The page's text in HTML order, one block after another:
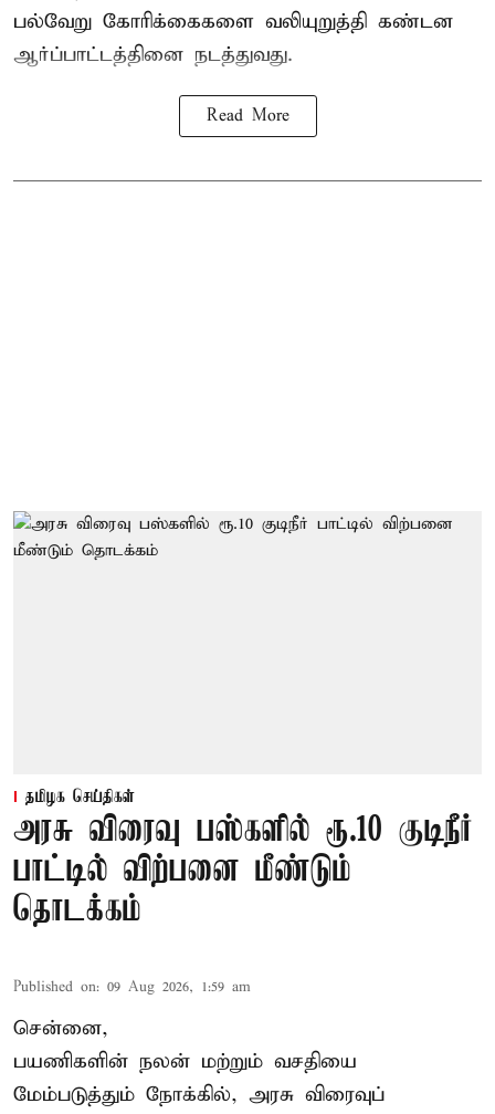
பல்வேறு கோரிக்கைகளை வலியுறுத்தி கண்டன
ஆர்ப்பாட்டத்தினை நடத்துவது.
Read More
தமிழக செய்திகள்
அரசு விரைவு பஸ்களில் ரூ.10 குடிநீர்
பாட்டில் விற்பனை மீண்டும்
தொடக்கம்
Published on: 09 Aug 2026, 1:59 am
சென்னை,
பயணிகளின் நலன் மற்றும் வசதியை
மேம்படுத்தும் நோக்கில், அரசு விரைவுப்